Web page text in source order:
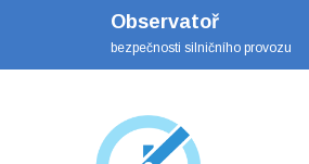
Observatoř
bezpečnosti silničního provozu